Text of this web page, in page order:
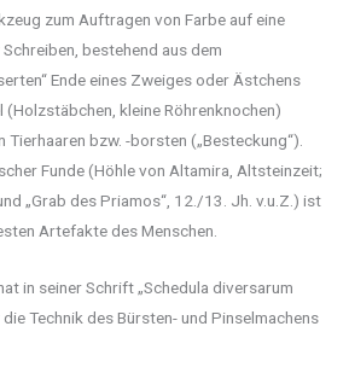
zum Auftragen von Farbe auf eine
bestehend aus dem
Ende eines Zweiges oder Ästchens
(Holzstäbchen, kleine Röhrenknochen)
bzw. -borsten („Besteckung“).
Funde (Höhle von Altamira, Altsteinzeit;
„Grab des Priamos“, 12./13. Jh. v.u.Z.) ist
Artefakte des Menschen.
in seiner Schrift „Schedula diversarum
Technik des Bürsten- und Pinselmachens